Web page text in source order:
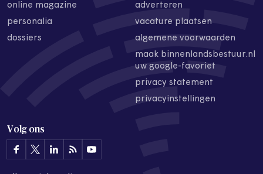
online magazine
personalia
dossiers
adverteren
vacature plaatsen
algemene voorwaarden
maak binnenlandsbestuur.nl
uw google-favoriet
privacy statement
privacyinstellingen
Volg ons